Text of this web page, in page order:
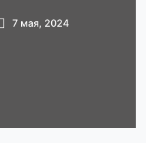
7 мая, 2024